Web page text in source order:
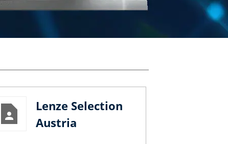
Lenze Selection
Austria